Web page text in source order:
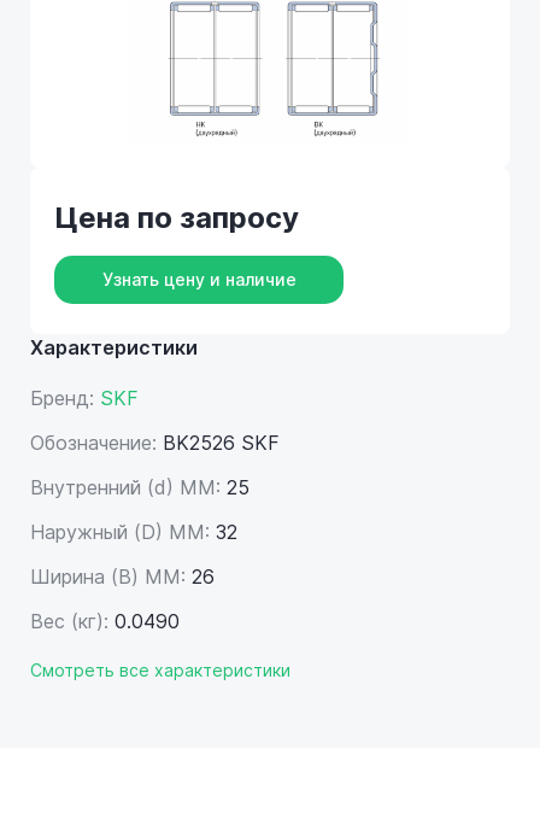
Характеристики
Бренд: SKF
Обозначение: BK2526 SKF
Внутренний (d) ММ: 25
Наружный (D) ММ: 32
Ширина (B) MM: 26
Вес (кг): 0.0490
Смотреть все характеристики
Цена по запросу
Узнать цену и наличие